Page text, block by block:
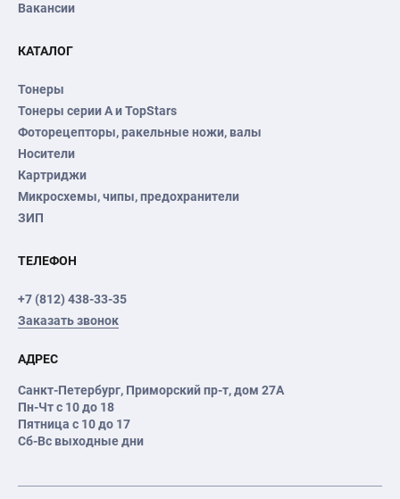
Вакансии
КАТАЛОГ
Тонеры
Тонеры серии А и TopStars
Фоторецепторы, ракельные ножи, валы
Носители
Картриджи
Микросхемы, чипы, предохранители
ЗИП
ТЕЛЕФОН
+7 (812) 438-33-35
Заказать звонок
АДРЕС
Санкт-Петербург, Приморский пр-т, дом 27А
Пн-Чт с 10 до 18
Пятница с 10 до 17
Сб-Вс выходные дни